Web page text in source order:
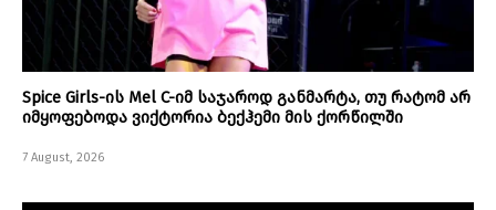
Spice Girls-ის Mel C-იმ საჯაროდ განმარტა, თუ რატომ არ
იმყოფებოდა ვიქტორია ბექჰემი მის ქორწილში
7 August, 2026